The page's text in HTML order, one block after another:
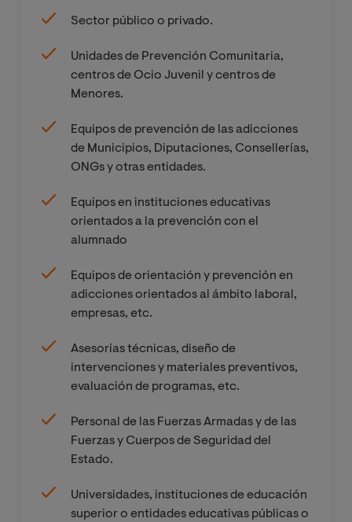
doctorado en el futuro.
Sector público o privado.
Unidades de Prevención Comunitaria,
centros de Ocio Juvenil y centros de
Menores.
Equipos de prevención de las adicciones
de Municipios, Diputaciones, Consellerías,
ONGs y otras entidades.
Equipos en instituciones educativas
orientados a la prevención con el
alumnado
Equipos de orientación y prevención en
adicciones orientados al ámbito laboral,
empresas, etc.
Asesorías técnicas, diseño de
intervenciones y materiales preventivos,
evaluación de programas, etc.
Personal de las Fuerzas Armadas y de las
Fuerzas y Cuerpos de Seguridad del
Estado.
Universidades, instituciones de educación
superior o entidades educativas públicas o